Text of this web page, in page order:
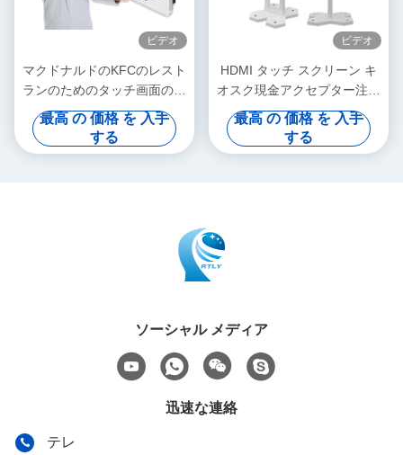
ビデオ
マクドナルドのKFCのレスト
ランのためのタッチ画面の自
己の支払の自動注文のキオス
ク
最高 の 価格 を 入手
する
ビデオ
HDMI タッチ スクリーン キ
オスク現金アクセプター注文
セルフ サービス支払機
最高 の 価格 を 入手
する
ソーシャル メディア
迅速な連絡
テレ